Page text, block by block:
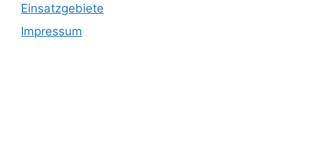
Einsatzgebiete
Impressum